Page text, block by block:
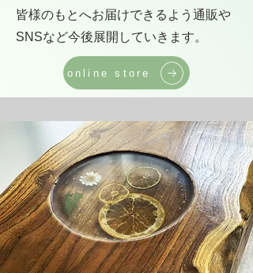
皆様のもとへお届けできるよう通販や
SNSなど今後展開していきます。
online store